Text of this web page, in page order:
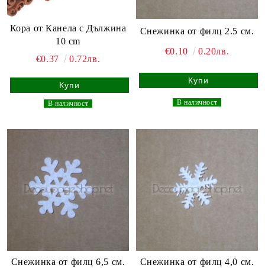
Кора от Канела с Дължина
10 cm
€0.37
0.72лв.
В наличност
Снежинка от филц 2.5 см.
€0.10 0.20лв.
В наличност
Снежинка от филц 6,5 см.
Снежинка от филц 4,0 см.